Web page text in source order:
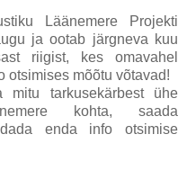
Läänemere Projekti
ja ootab järgneva kuu
riigist, kes omavahel
otsimises mõõtu võtavad!
tarkusekärbest ühe
kohta, saada
enda info otsimise